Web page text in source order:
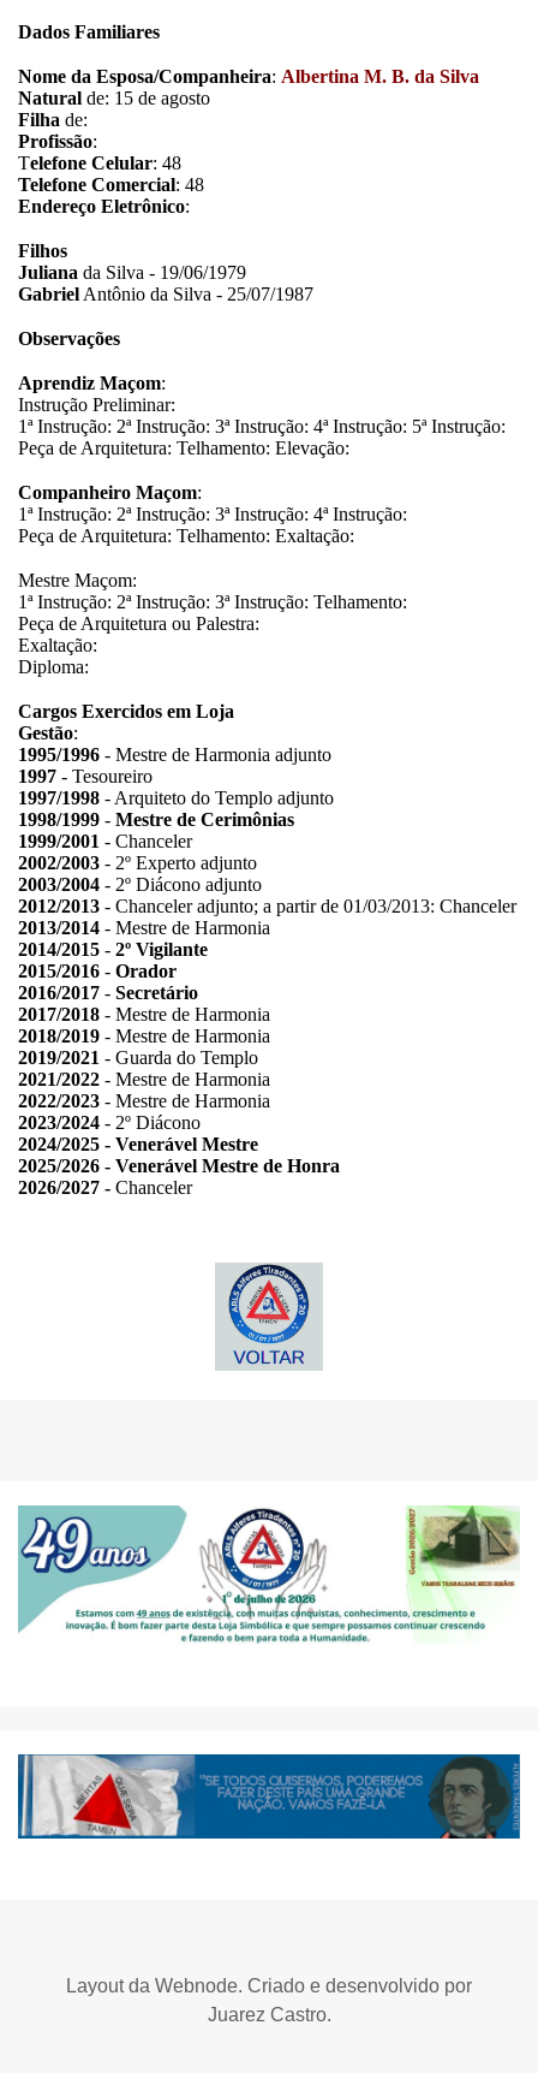
Dados Familiares
Nome da Esposa/Companheira: Albertina M. B. da Silva
Natural de: 15 de agosto
Filha de:
Profissão:
Telefone Celular: 48
Telefone Comercial: 48
Endereço Eletrônico:
Filhos
Juliana da Silva - 19/06/1979
Gabriel Antônio da Silva - 25/07/1987
Observações
Aprendiz Maçom:
Instrução Preliminar:
1ª Instrução: 2ª Instrução: 3ª Instrução: 4ª Instrução: 5ª Instrução:
Peça de Arquitetura: Telhamento: Elevação:
Companheiro Maçom:
1ª Instrução: 2ª Instrução: 3ª Instrução: 4ª Instrução:
Peça de Arquitetura: Telhamento: Exaltação:
Mestre Maçom:
1ª Instrução: 2ª Instrução: 3ª Instrução: Telhamento:
Peça de Arquitetura ou Palestra:
Exaltação:
Diploma:
Cargos Exercidos em Loja
Gestão:
1995/1996 - Mestre de Harmonia adjunto
1997 - Tesoureiro
1997/1998 - Arquiteto do Templo adjunto
1998/1999 - Mestre de Cerimônias
1999/2001 - Chanceler
2002/2003 - 2º Experto adjunto
2003/2004 - 2º Diácono adjunto
2012/2013 - Chanceler adjunto; a partir de 01/03/2013: Chanceler
2013/2014 - Mestre de Harmonia
2014/2015 - 2º Vigilante
2015/2016 - Orador
2016/2017 - Secretário
2017/2018 - Mestre de Harmonia
2018/2019 - Mestre de Harmonia
2019/2021 - Guarda do Templo
2021/2022 - Mestre de Harmonia
2022/2023 - Mestre de Harmonia
2023/2024 - 2º Diácono
2024/2025 - Venerável Mestre
2025/2026 - Venerável Mestre de Honra
2026/2027 - Chanceler
Layout da Webnode. Criado e desenvolvido por
Juarez Castro.